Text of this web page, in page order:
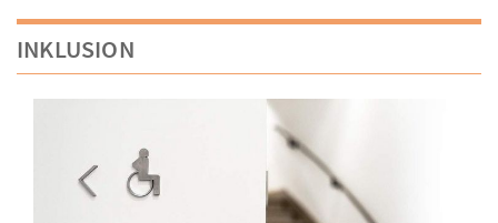
INKLUSION